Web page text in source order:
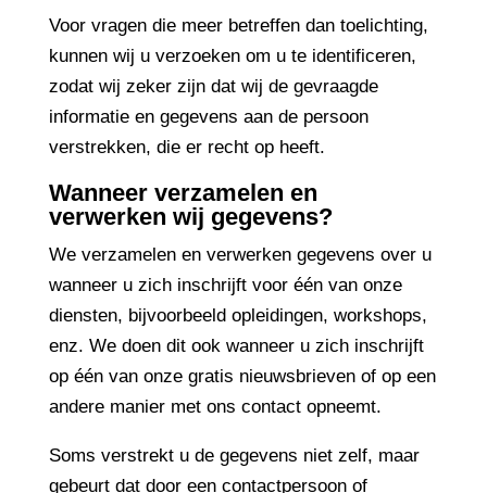
Voor vragen die meer betreffen dan toelichting,
kunnen wij u verzoeken om u te identificeren,
zodat wij zeker zijn dat wij de gevraagde
informatie en gegevens aan de persoon
verstrekken, die er recht op heeft.
Wanneer verzamelen en
verwerken wij gegevens?
We verzamelen en verwerken gegevens over u
wanneer u zich inschrijft voor één van onze
diensten, bijvoorbeeld opleidingen, workshops,
enz. We doen dit ook wanneer u zich inschrijft
op één van onze gratis nieuwsbrieven of op een
andere manier met ons contact opneemt.
Soms verstrekt u de gegevens niet zelf, maar
gebeurt dat door een contactpersoon of